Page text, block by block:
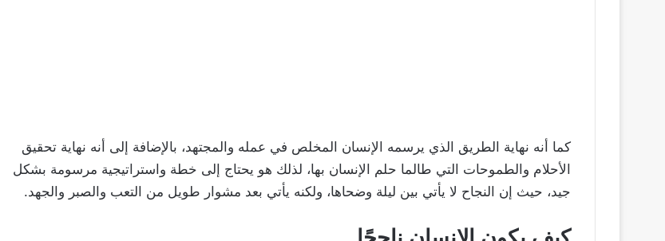
كما أنه نهاية الطريق الذي يرسمه الإنسان المخلص في عمله والمجتهد، بالإضافة إلى أنه نهاية تحقيق
الأحلام والطموحات التي طالما حلم الإنسان بها، لذلك هو يحتاج إلى خطة واستراتيجية مرسومة بشكل
جيد، حيث إن النجاح لا يأتي بين ليلة وضحاها، ولكنه يأتي بعد مشوار طويل من التعب والصبر والجهد.